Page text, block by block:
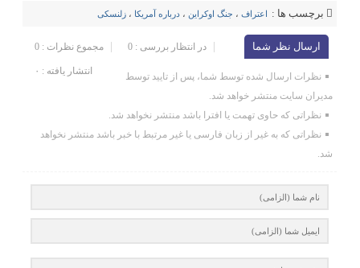
برچسب ها : اعتراف ، جنگ اوکراین ،درباره آمریکا ،زلنسکی
ارسال نظر شما مجموع نظرات : 0 در انتظار بررسی : 0
انتشار یافته : ۰
نظرات ارسال شده توسط شما، پس از تایید توسط
مدیران سایت منتشر خواهد شد.
نظراتی که حاوی تهمت یا افترا باشد منتشر نخواهد شد.
نظراتی که به غیر از زبان فارسی یا غیر مرتبط با خبر باشد منتشر نخواهد
شد.